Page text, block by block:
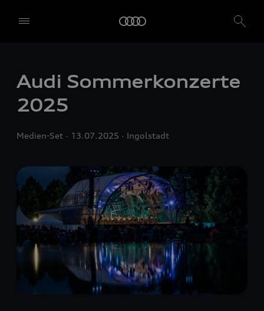
Audi Sommerkonzerte
2025
Medien-Set 13.07.2025 Ingolstadt